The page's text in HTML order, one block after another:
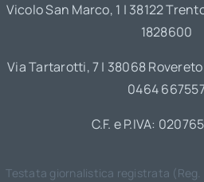
Vicolo San Marco, 1 | 38122
1828600
Via Tartarotti, 7 | 38068
0464
C.F. e P.IVA:
Testata giornalistica registrata (Reg.